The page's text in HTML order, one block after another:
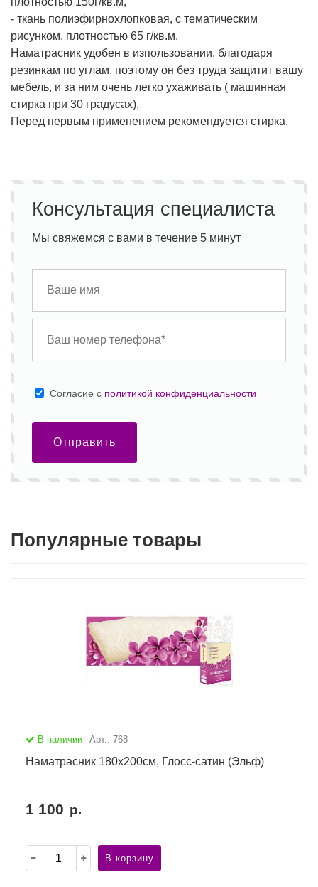
- ткань полиэфирнохлопковая, с тематическим
рисунком, плотностью 65 г/кв.м.
Наматрасник удобен в изпользовании, благодаря
резинкам по углам, поэтому он без труда защитит вашу
мебель, и за ним очень легко ухаживать ( машинная
стирка при 30 градусах),
Перед первым применением рекомендуется стирка.
Консультация специалиста
Мы свяжемся с вами в течение 5 минут
Cогласие с политикой конфиденциальности
Отправить
Популярные товары
В наличии Арт.: 768
Наматрасник 180х200см, Глосс-сатин (Эльф)
1 100 р.
В корзину